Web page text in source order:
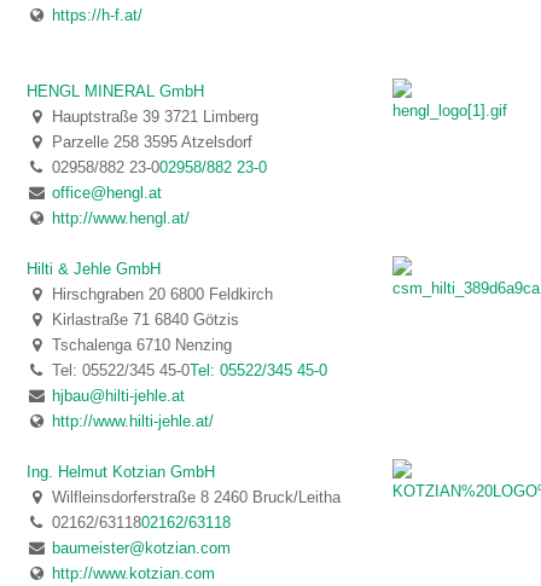
https://h-f.at/
HENGL MINERAL GmbH
Hauptstraße 39 3721 Limberg
Parzelle 258 3595 Atzelsdorf
02958/882 23-002958/882 23-0
office@hengl.at
http://www.hengl.at/
Hilti & Jehle GmbH
Hirschgraben 20 6800 Feldkirch
Kirlastraße 71 6840 Götzis
Tschalenga 6710 Nenzing
Tel: 05522/345 45-0Tel: 05522/345 45-0
hjbau@hilti-jehle.at
http://www.hilti-jehle.at/
Ing. Helmut Kotzian GmbH
Wilfleinsdorferstraße 8 2460 Bruck/Leitha
02162/6311802162/63118
baumeister@kotzian.com
http://www.kotzian.com